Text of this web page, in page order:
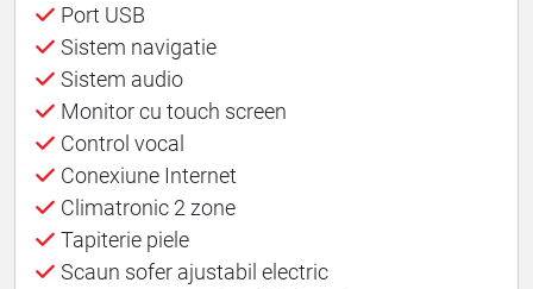
Port USB
Sistem navigatie
Sistem audio
Monitor cu touch screen
Control vocal
Conexiune Internet
Climatronic 2 zone
Tapiterie piele
Scaun sofer ajustabil electric